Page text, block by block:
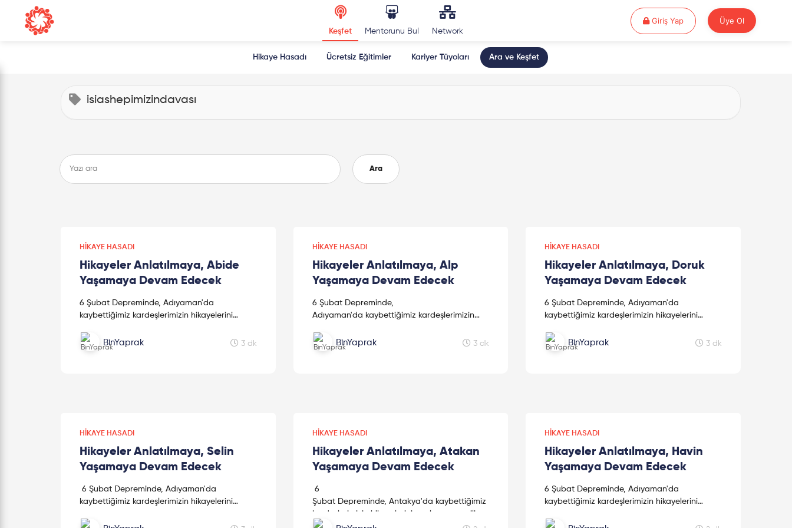
Keşfet Mentorunu Bul Network
Giriş YapGiriş Yap Üye Ol
Hikaye Hasadı Ücretsiz Eğitimler Kariyer Tüyoları Ara ve Keşfet
isiashepimizindavası
Ara
HIKAYE HASADI
Hikayeler Anlatılmaya, Abide
Yaşamaya Devam Edecek
6 Şubat Depreminde, Adıyaman'da
kaybettiğimiz kardeşlerimizin hikayelerini
Kavasoğulları'na teşekkür ederiz.
BinYaprak 3 dk
HIKAYE HASADI
Hikayeler Anlatılmaya, Alp
Yaşamaya Devam Edecek
6 Şubat Depreminde,
Adıyaman'da kaybettiğimiz kardeşlerimizin
Mine Kavasoğulları'na teşekkür ederiz.
BinYaprak 3 dk
HIKAYE HASADI
Hikayeler Anlatılmaya, Doruk
Yaşamaya Devam Edecek
6 Şubat Depreminde, Adıyaman'da
kaybettiğimiz kardeşlerimizin hikayelerini
Kavasoğulları'na teşekkür ederiz.
BinYaprak 3 dk
HIKAYE HASADI
Hikayeler Anlatılmaya, Selin
Yaşamaya Devam Edecek
6 Şubat Depreminde, Adıyaman'da
kaybettiğimiz kardeşlerimizin hikayelerini
Kavasoğulları'na teşekkür ederiz.
HIKAYE HASADI
Hikayeler Anlatılmaya, Atakan
Yaşamaya Devam Edecek
6
Şubat Depreminde, Antakya'da kaybettiğimiz
kardeşlerimizin hikayelerini paylaşan sevgili
Mine Kavasoğullarına teşekkür ederiz.
Kadınların hikayelerini paylaşan, "Deneyim
HIKAYE HASADI
Hikayeler Anlatılmaya, Havin
Yaşamaya Devam Edecek
6 Şubat Depreminde, Adıyaman'da
kaybettiğimiz kardeşlerimizin hikayelerini
Kavasoğulları'na teşekkür ederiz.